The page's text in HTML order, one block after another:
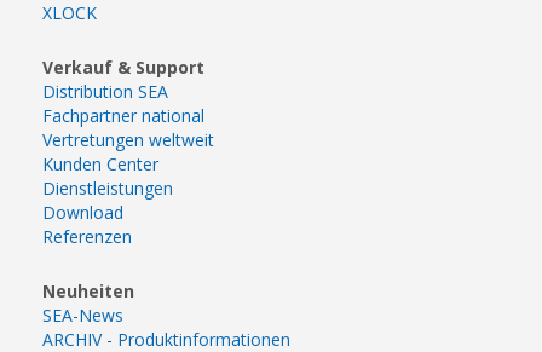
XLOCK
Verkauf & Support
Distribution SEA
Fachpartner national
Vertretungen weltweit
Kunden Center
Dienstleistungen
Download
Referenzen
Neuheiten
SEA-News
ARCHIV - Produktinformationen